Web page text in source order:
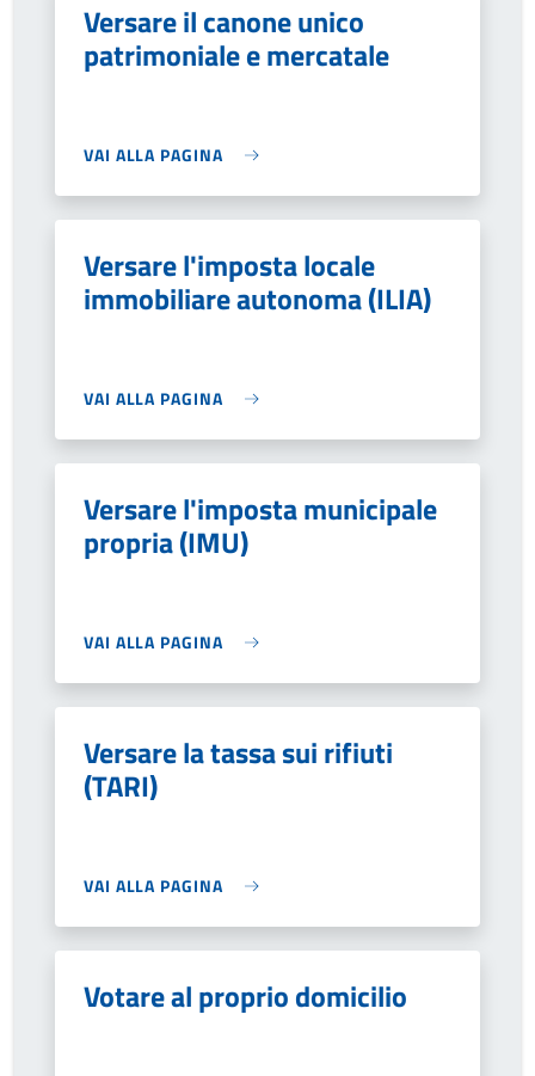
Versare il canone unico
patrimoniale e mercatale
VAI ALLA PAGINA
Versare l'imposta locale
immobiliare autonoma (ILIA)
VAI ALLA PAGINA
Versare l'imposta municipale
propria (IMU)
VAI ALLA PAGINA
Versare la tassa sui rifiuti
(TARI)
VAI ALLA PAGINA
Votare al proprio domicilio